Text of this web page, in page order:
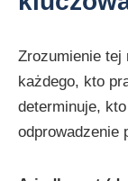
Zrozumienie tej
każdego, kto
determinuje,
odprowadzenie